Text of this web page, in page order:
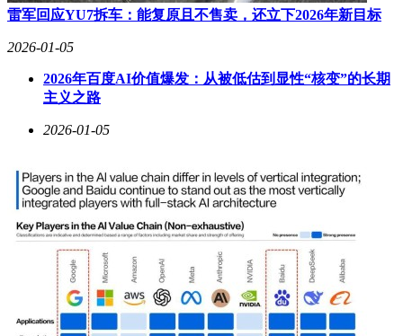
雷军回应YU7拆车：能复原且不售卖，还立下2026年新目标
2026-01-05
2026年百度AI价值爆发：从被低估到显性“核变”的长期
主义之路
2026-01-05